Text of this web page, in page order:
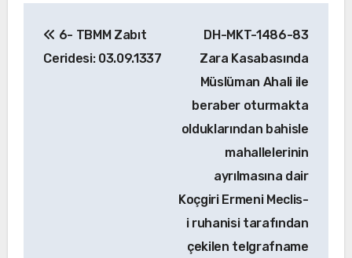
gezinmesi
6- TBMM Zabıt
Ceridesi: 03.09.1337
DH-MKT-1486-83
Zara Kasabasında
Müslüman Ahali ile
beraber oturmakta
olduklarından bahisle
mahallelerinin
ayrılmasına dair
Koçgiri Ermeni Meclis-
i ruhanisi tarafından
çekilen telgrafname